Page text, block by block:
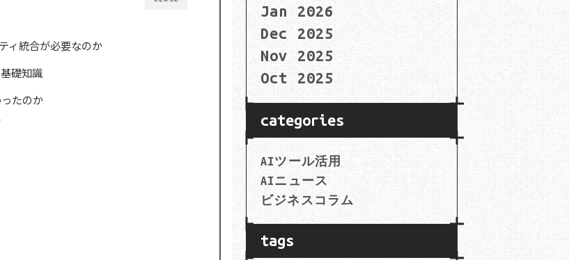
ィ統合が必要なのか
礎知識
たのか
Jan 2026
Dec 2025
Nov 2025
Oct 2025
categories
AIツール活用
AIニュース
ビジネスコラム
tags